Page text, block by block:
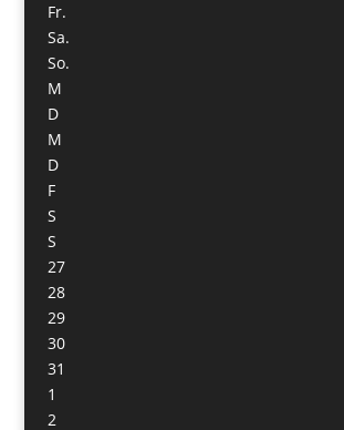
Fr.
Sa.
So.
M
D
M
D
F
S
S
27
28
29
30
31
1
2